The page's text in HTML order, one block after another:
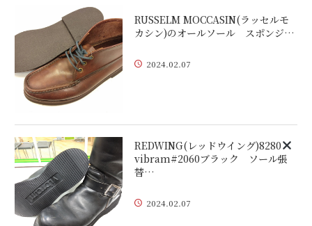
RUSSELM MOCCASIN(ラッセルモ
カシン)のオールソール スポンジ…
2024.02.07
REDWING(レッドウイング)8280
vibram#2060ブラック ソール張
替…
2024.02.07